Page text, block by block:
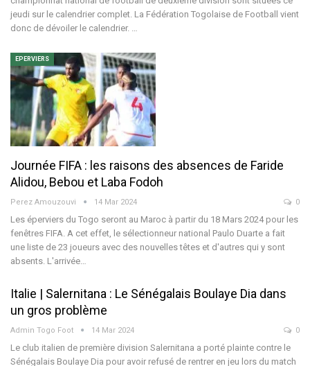
jeudi sur le calendrier complet. La Fédération Togolaise de Football vient
donc de dévoiler le calendrier. …
EPERVIERS
Journée FIFA : les raisons des absences de Faride
Alidou, Bebou et Laba Fodoh
Perez Amouzouvi 14 Mar 2024 0
Les éperviers du Togo seront au Maroc à partir du 18 Mars 2024 pour les
fenêtres FIFA. A cet effet, le sélectionneur national Paulo Duarte a fait
une liste de 23 joueurs avec des nouvelles têtes et d'autres qui y sont
absents. L'arrivée
Italie | Salernitana : Le Sénégalais Boulaye Dia dans
un gros problème
Admin Togo Foot 14 Mar 2024 0
Le club italien de première division Salernitana a porté plainte contre le
Sénégalais Boulaye Dia pour avoir refusé de rentrer en jeu lors du match